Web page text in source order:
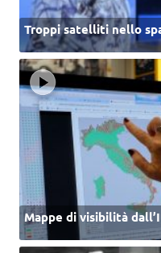
Troppi satelliti nello
Mappe di visibilità